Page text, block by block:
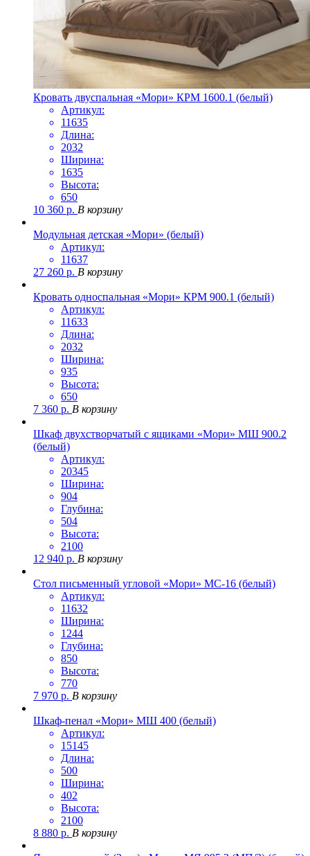
Кровать двуспальная «Мори» КРМ 1600.1 (белый)
Артикул:
11635
Длина:
2032
Ширина:
1635
Высота:
650
10 360 р. В корзину
Модульная детская «Мори» (белый)
Артикул:
11637
27 260 р. В корзину
Кровать односпальная «Мори» КРМ 900.1 (белый)
Артикул:
11633
Длина:
2032
Ширина:
935
Высота:
650
7 360 р. В корзину
Шкаф двухстворчатый с ящиками «Мори» МШ 900.2
(белый)
Артикул:
20345
Ширина:
904
Глубина:
504
Высота:
2100
12 940 р. В корзину
Стол письменный угловой «Мори» МС-16 (белый)
Артикул:
11632
Ширина:
1244
Глубина:
850
Высота:
770
7 970 р. В корзину
Шкаф-пенал «Мори» МШ 400 (белый)
Артикул:
15145
Длина:
500
Ширина:
402
Высота:
2100
8 880 р. В корзину